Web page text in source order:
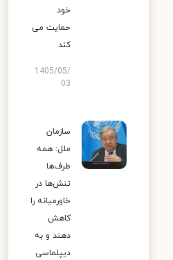
خود
حمایت می
کند
1405/05/
03
سازمان
ملل: همه
طرف‌ها
تنش‌ها در
خاورمیانه را
کاهش
دهند و به
دیپلماسی